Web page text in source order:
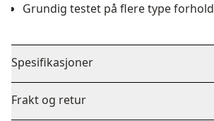
Grundig testet på flere type forhold
Spesifikasjoner
Frakt og retur